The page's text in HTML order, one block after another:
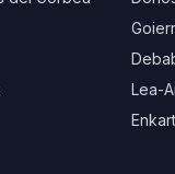
Lea-